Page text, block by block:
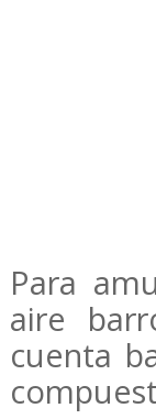
Para
aire
cuenta